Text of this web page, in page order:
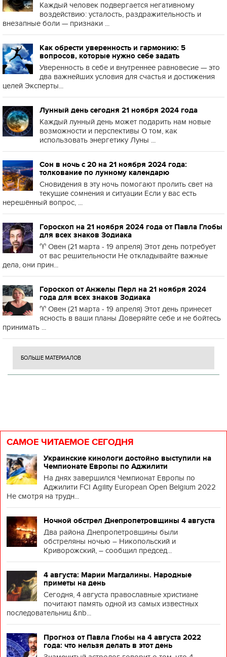
Каждый человек подвергается негативному
воздействию: усталость, раздражительность и
внезапные боли — признаки ...
Как обрести уверенность и гармонию: 5
вопросов, которые нужно себе задать
Уверенность в себе и внутреннее равновесие — это
два важнейших условия для счастья и достижения
целей Эксперты...
Лунный день сегодня 21 ноября 2024 года
Каждый лунный день может подарить нам новые
возможности и перспективы О том, как
использовать энергетику Луны ...
Сон в ночь с 20 на 21 ноября 2024 года:
толкование по лунному календарю
Сновидения в эту ночь помогают пролить свет на
текущие сомнения и ситуации Если у вас есть
нерешённый вопрос, ...
Гороскоп на 21 ноября 2024 года от Павла Глобы
для всех знаков Зодиака
♈️ Овен (21 марта - 19 апреля) Этот день потребует
от вас решительности Не откладывайте важные
дела, они прин...
Гороскоп от Анжелы Перл на 21 ноября 2024
года для всех знаков Зодиака
♈️ Овен (21 марта - 19 апреля) Этот день принесет
ясность в ваши планы Доверяйте себе и не бойтесь
принимать ...
БОЛЬШЕ МАТЕРИАЛОВ
САМОЕ ЧИТАЕМОЕ СЕГОДНЯ
Украинские кинологи достойно выступили на
Чемпионате Европы по Аджилити
На днях завершился Чемпионат Европы по
Аджилити FCI Agility European Open Belgium 2022
Не смотря на трудн...
Ночной обстрел Днепропетровщины 4 августа
Два района Днепропетровщины были
обстреляны ночью – Никопольский и
Криворожский, – сообщил председ...
4 августа: Марии Магдалины. Народные
приметы на день
Сегодня, 4 августа православные христиане
почитают память одной из самых известных
последовательниц &nb...
Прогноз от Павла Глобы на 4 августа 2022
года: что нельзя делать в этот день